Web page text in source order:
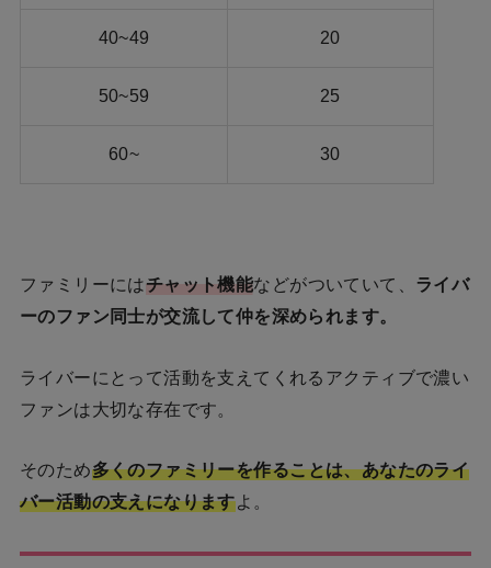
40~49 20
50~59 25
60~ 30
ファミリーにはチャット機能などがついていて、 ライバ
ーのファン同士が交流して仲を深められます。
ライバーにとって活動を支えてくれるアクティブで濃い
ファンは大切な存在です。
そのため多くのファミリーを作ることは、あなたのライ
バー活動の支えになりますよ。